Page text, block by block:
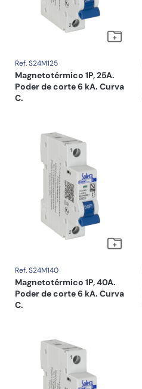
Ref. S24M125
Magnetotérmico 1P, 25A.
Poder de corte 6 kA. Curva
C.
Ref. S24M140
Magnetotérmico 1P, 40A.
Poder de corte 6 kA. Curva
C.